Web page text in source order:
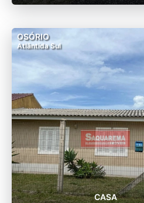
OSÓRIO
Atlântida Sul
CASA